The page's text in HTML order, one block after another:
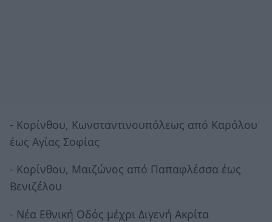
- Κορίνθου, Κωνσταντινουπόλεως από Καρόλου
έως Αγίας Σοφίας
- Κορίνθου, Μαιζώνος από Παπαφλέσσα έως
Βενιζέλου
- Νέα Εθνική Οδός μέχρι Διγενή Ακρίτα